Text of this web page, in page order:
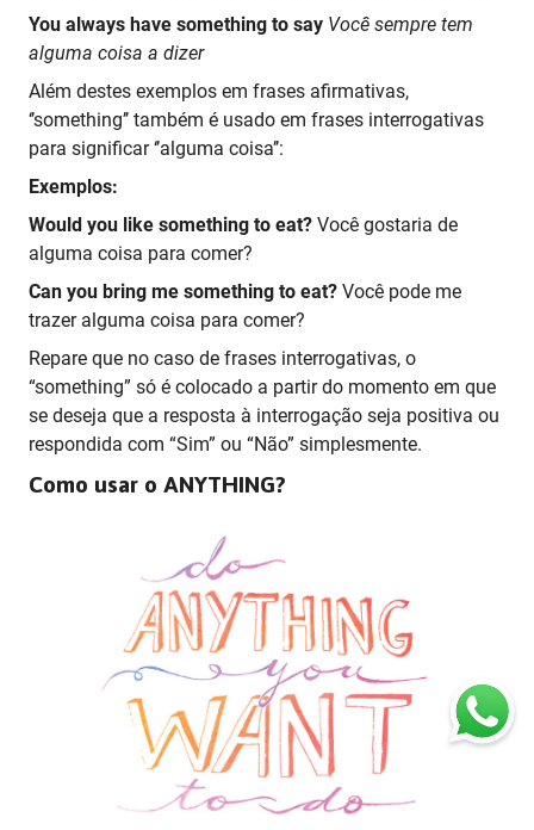
You always have something to say Você sempre tem
alguma coisa a dizer
Além destes exemplos em frases afirmativas,
‘’something’’ também é usado em frases interrogativas
para significar ‘’alguma coisa’’:
Exemplos:
Would you like something to eat? Você gostaria de
alguma coisa para comer?
Can you bring me something to eat? Você pode me
trazer alguma coisa para comer?
Repare que no caso de frases interrogativas, o
“something” só é colocado a partir do momento em que
se deseja que a resposta à interrogação seja positiva ou
respondida com “Sim” ou “Não” simplesmente.
Como usar o ANYTHING?